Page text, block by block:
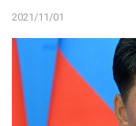
2021/11/01